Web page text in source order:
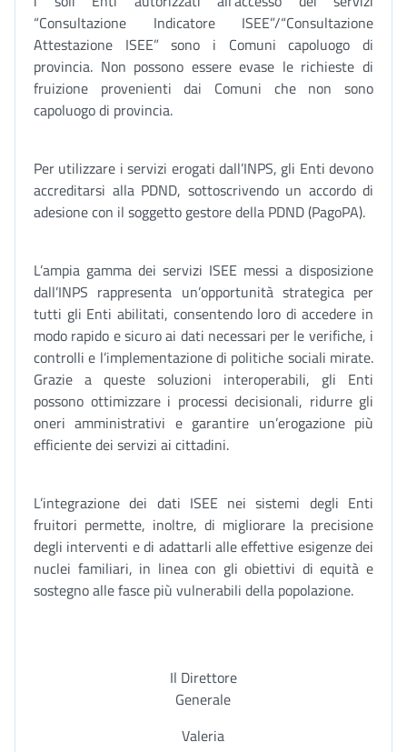
“Consultazione Indicatore ISEE”/“Consultazione
Attestazione ISEE” sono i Comuni capoluogo di
provincia. Non possono essere evase le richieste di
fruizione provenienti dai Comuni che non sono
capoluogo di provincia.
Per utilizzare i servizi erogati dall’INPS, gli Enti devono
accreditarsi alla PDND, sottoscrivendo un accordo di
adesione con il soggetto gestore della PDND (PagoPA).
L’ampia gamma dei servizi ISEE messi a disposizione
dall’INPS rappresenta un’opportunità strategica per
tutti gli Enti abilitati, consentendo loro di accedere in
modo rapido e sicuro ai dati necessari per le verifiche, i
controlli e l’implementazione di politiche sociali mirate.
Grazie a queste soluzioni interoperabili, gli Enti
possono ottimizzare i processi decisionali, ridurre gli
oneri amministrativi e garantire un’erogazione più
efficiente dei servizi ai cittadini.
L’integrazione dei dati ISEE nei sistemi degli Enti
fruitori permette, inoltre, di migliorare la precisione
degli interventi e di adattarli alle effettive esigenze dei
nuclei familiari, in linea con gli obiettivi di equità e
sostegno alle fasce più vulnerabili della popolazione.
Il Direttore
Generale
Valeria